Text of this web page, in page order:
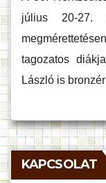
július 20-27.
tagozatos
László is
KAPCSOLAT